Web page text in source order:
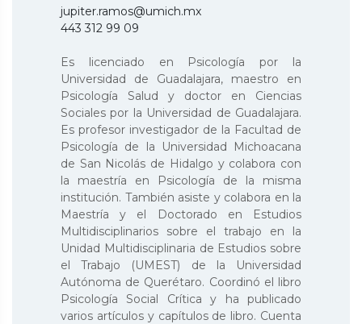
jupiter.ramos@umich.mx
443 312 99 09
Es licenciado en Psicología por la
Universidad de Guadalajara, maestro en
Psicología Salud y doctor en Ciencias
Sociales por la Universidad de Guadalajara.
Es profesor investigador de la Facultad de
Psicología de la Universidad Michoacana
de San Nicolás de Hidalgo y colabora con
la maestría en Psicología de la misma
institución. También asiste y colabora en la
Maestría y el Doctorado en Estudios
Multidisciplinarios sobre el trabajo en la
Unidad Multidisciplinaria de Estudios sobre
el Trabajo (UMEST) de la Universidad
Autónoma de Querétaro. Coordinó el libro
Psicología Social Crítica y ha publicado
varios artículos y capítulos de libro. Cuenta